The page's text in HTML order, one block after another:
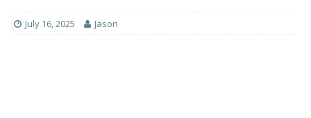
July 16, 2025 Jason